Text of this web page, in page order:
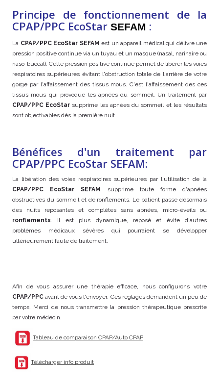
Principe de fonctionnement de la
CPAP/PPC EcoStar SEFAM :
La CPAP/PPC EcoStar SEFAM est un appareil médical qui délivre une
pression positive continue via un tuyau et un masque (nasal, narinaire ou
naso-buccal). Cette pression positive continue permet de libérer les voies
respiratoires supérieures évitant l'obstruction totale de l'arrière de votre
gorge par l'affaissement des tissus mous. C'est l'affaissement des ces
tissus mous qui provoque les apnées du sommeil. Un traitement par
CPAP/PPC EcoStar supprime les apnées du sommeil et les résultats
sont objectivables dès la première nuit.
Bénéfices d'un traitement par
CPAP/PPC EcoStar SEFAM:
La libération des voies respiratoires supérieures par l'utilisation de la
CPAP/PPC EcoStar SEFAM
supprime toute forme d'apnées
obstructives du sommeil et de ronflements. Le patient passe désormais
des nuits reposantes et complètes sans apnées, micro-éveils ou
ronflements. Il est plus dynamique, reposé et évite d'autres
problèmes médicaux sévères qui pourraient se développer
ultérieurement faute de traitement.
Afin de vous assurer une thérapie efficace, nous configurons votre
CPAP/PPC avant de vous l'envoyer. Ces réglages demandent un peu de
temps. Merci de nous transmettre la pression thérapeutique prescrite
par votre médecin.
Tableau de comparaison CPAP/Auto CPAP
Télécharger info produit